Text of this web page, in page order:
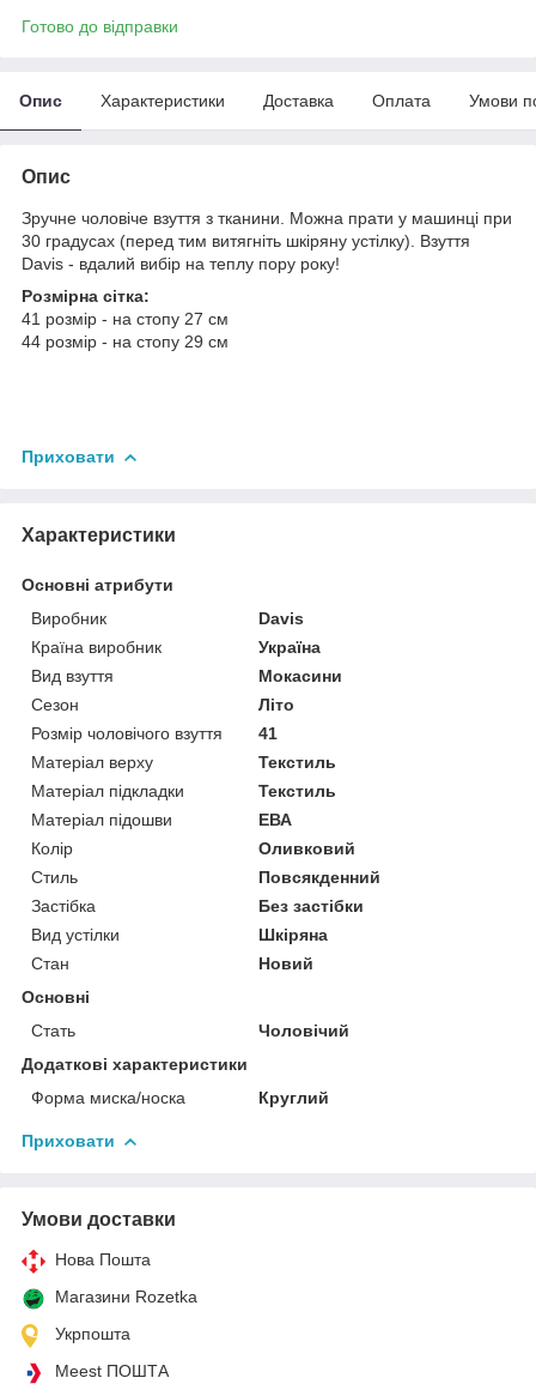
Готово до відправки
Опис Характеристики Доставка Оплата Умови
Опис
Зручне чоловіче взуття з тканини. Можна прати у машинці при
30 градусах (перед тим витягніть шкіряну устілку). Взуття
Davis - вдалий вибір на теплу пору року!
Розмірна сітка:
41 розмір - на стопу 27 см
44 розмір - на стопу 29 см
Приховати
Характеристики
Основні атрибути
Виробник
Davis
Країна виробник
Україна
Вид взуття
Мокасини
Сезон
Літо
Розмір чоловічого взуття
41
Матеріал верху
Текстиль
Матеріал підкладки
Текстиль
Матеріал підошви
ЕВА
Колір
Оливковий
Стиль
Повсякденний
Застібка
Без застібки
Вид устілки
Шкіряна
Стан
Новий
Основні
Стать
Чоловічий
Додаткові характеристики
Форма миска/носка
Круглий
Приховати
Умови доставки
Нова Пошта
Магазини Rozetka
Укрпошта
Meest ПОШТА